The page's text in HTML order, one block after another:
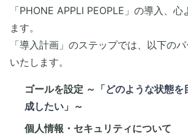
「PHONE APPLI PEOPLE」の導入、
ます。
「導入計画」のステップでは、以下の
いたします。
ゴールを設定 ～ 「どのような状態
成したい」 ～
個人情報・セキュリティについて